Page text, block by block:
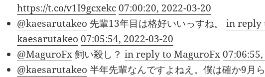
https://t.co/v1I9gcxekc 07:00:20, 2022-03-20
@kaesarutakeo 先輩13年目は格好いいっすね。in reply
kaesarutakeo 07:05:54, 2022-03-20
@MaguroFx飼い殺し？in reply to MaguroFx
@kaesarutakeo 半年先輩なんですよねえ。僕は確か9月